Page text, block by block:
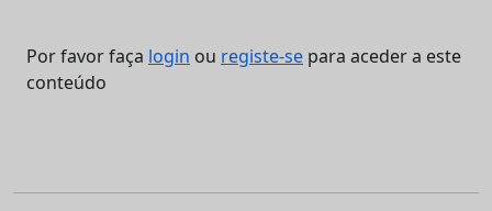
Por favor faça login ou registe-se para aceder a este
conteúdo